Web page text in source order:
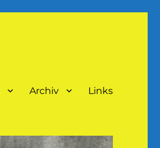
Archiv Links